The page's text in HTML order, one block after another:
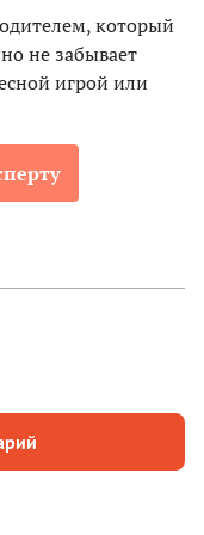
который
не забывает
игрой или